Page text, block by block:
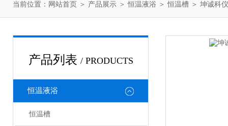
当前位置： 网站首页 ＞ 产品展示 ＞恒温液浴 ＞恒温槽 ＞ 坤诚科
产品列表 / PRODUCTS
恒温液浴
恒温槽